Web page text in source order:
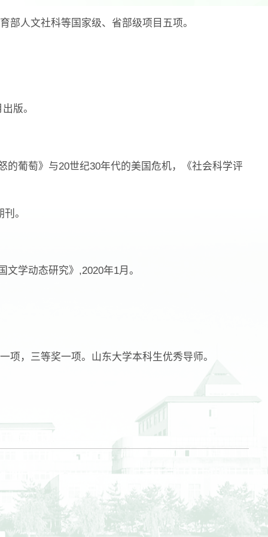
部人文社科等国家级、省部级项目五项。
版。
葡萄》与20世纪30年代的美国危机，《社会科学评
。
学动态研究》,2020年1月。
，三等奖一项。山东大学本科生优秀导师。